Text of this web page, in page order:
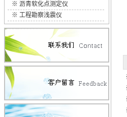
※ 沥青软化点测定仪
※ 工程勘察浅震仪